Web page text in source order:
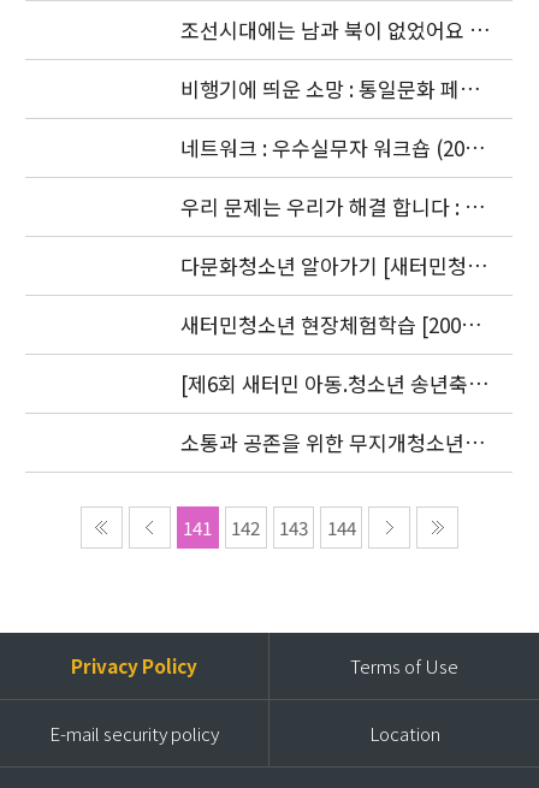
조선시대에는 남과 북이 없었어요 :
경복궁 돌아보기 (2006. 10. 4)
비행기에 띄운 소망 : 통일문화 페스
티벌 [남북청소년대화] (2006. 9.18-
9.20)
네트워크 : 우수실무자 워크숍 (2006.
9. 18 ~ 9. 22)
우리 문제는 우리가 해결 합니다 : 청
소년기획단의 활동 (2006. 8.24-
9.20)
다문화청소년 알아가기 [새터민청소
년] 편 발간(2006. 7.25)
새터민청소년 현장체험학습 [2006.
8. 30-31]
[제6회 새터민 아동.청소년 송년축
제] 2006 더 크고 싶은 아이들
소통과 공존을 위한 무지개청소년센
터 세미나 2006 언론보도자료
141 142 143 144
Privacy Policy Terms of Use
E-mail security policy Location